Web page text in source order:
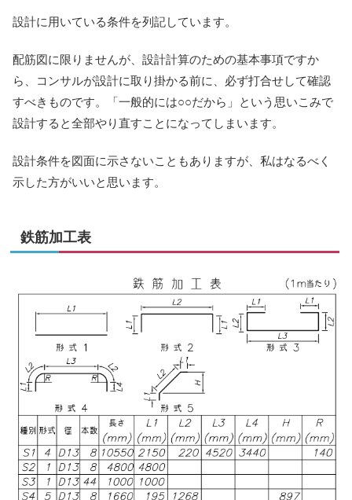
設計に用いている条件を列記しています。
配筋図に限りませんが、設計計算のための基本事項ですか
ら、コンサルが設計に取り掛かる前に、必ず打合せして確認
すべきものです。「一般的には○○だから」という思いこみで
設計すると全部やり直すことになってしまいます。
設計条件を図面に示さないこともありますが、私はなるべく
示した方がいいと思います。
鉄筋加工表